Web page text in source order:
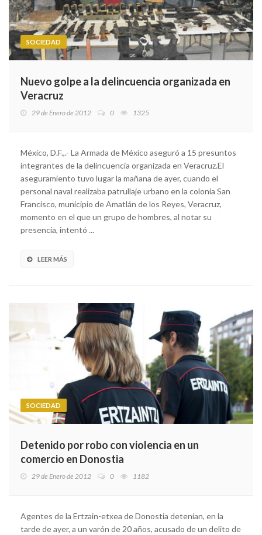
SOCIEDAD
Nuevo golpe a la delincuencia organizada en
Veracruz
29 de Enero de 2012 0 1325
México, D.F.,.- La Armada de México aseguró a 15 presuntos
integrantes de la delincuencia organizada en Veracruz.El
aseguramiento tuvo lugar la mañana de ayer, cuando el
personal naval realizaba patrullaje urbano en la colonia San
Francisco, municipio de Amatlán de los Reyes, Veracruz,
momento en el que un grupo de hombres, al notar su
presencia, intentó ...
LEER MÁS
SOCIEDAD
Detenido por robo con violencia en un
comercio en Donostia
29 de Enero de 2012 0 1182
Agentes de la Ertzain-etxea de Donostia detenían, en la
tarde de ayer, a un varón de 20 años, acusado de un delito de